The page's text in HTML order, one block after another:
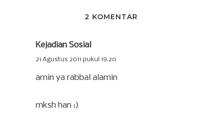
2 KOMENTAR
Kejadian Sosial
21 Agustus 2011 pukul 19.20
amin ya rabbal alamin
mksh han :)